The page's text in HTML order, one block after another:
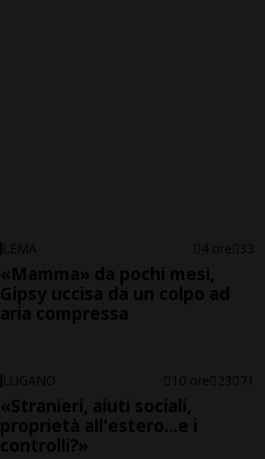
LEMA 4 ore 33
«Mamma» da pochi mesi,
Gipsy uccisa da un colpo ad
aria compressa
LUGANO 10 ore 23 71
«Stranieri, aiuti sociali,
proprietà all'estero...e i
controlli?»